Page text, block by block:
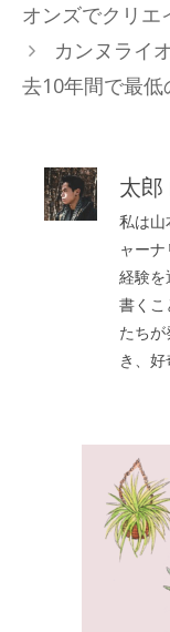
リ
ー
オンズでクリエ
カンヌライ
去10年間で最低
太郎
私は山
ャー
経験を
書くこ
たち
き、